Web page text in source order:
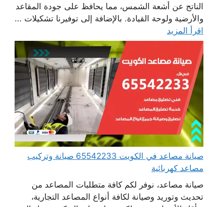
الناتج عن أشعة الشمس، مما يحافظ على جودة المقاعد
والأرضية ولوحة القيادة. بالإضافة إلى توفيرنا تشكيلات ...
اقرأ المزيد
صيانة مصاعد في الكويت 65542233 صيانة وتركيب
مصاعد كهربائية
صيانة مصاعد، نوفر لكم كافة متطلبات المصاعد من
تحديث وتوريد وصيانة لكافة أنواع المصاعد التجارية،